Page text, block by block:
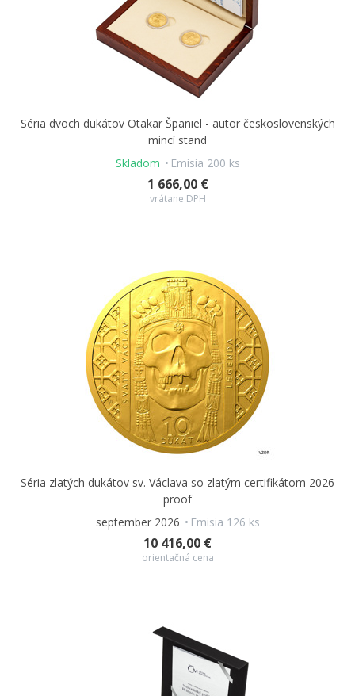
Séria dvoch dukátov Otakar Španiel - autor československých
mincí stand
Skladom
Emisia 200 ks
1 666,00 €
vrátane DPH
Séria zlatých dukátov sv. Václava so zlatým certifikátom 2026
proof
september 2026
Emisia 126 ks
10 416,00 €
orientačná cena